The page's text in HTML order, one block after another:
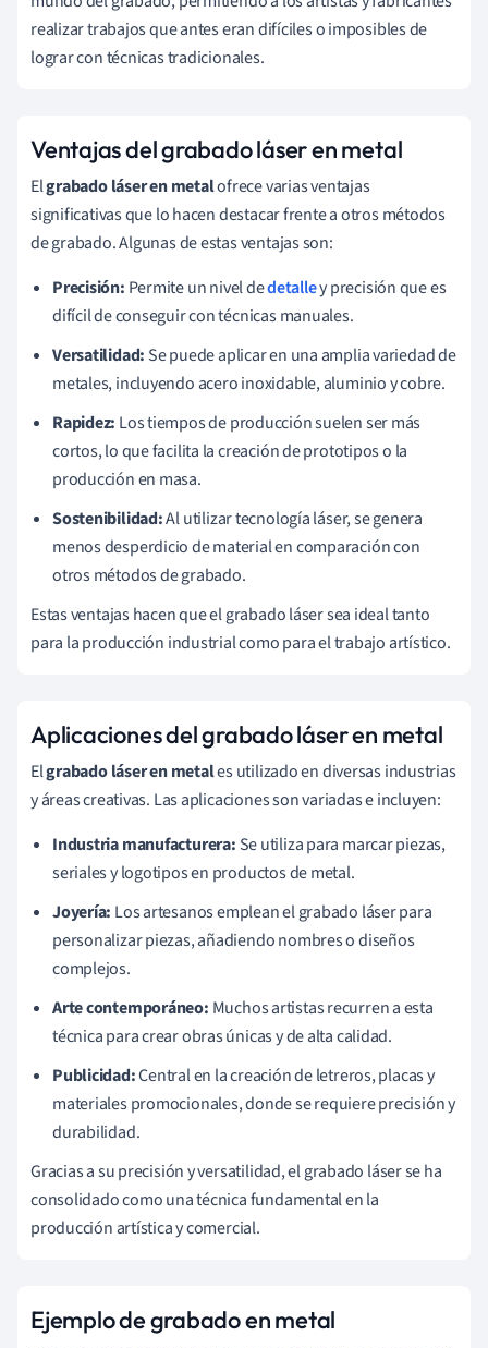
realizar trabajos que antes eran difíciles o imposibles de
lograr con técnicas tradicionales.
Ventajas del grabado láser en metal
Elgrabado láser en metalofrece varias ventajas
significativas que lo hacen destacar frente a otros métodos
de grabado. Algunas de estas ventajas son:
Precisión: Permite un nivel dedetalley precisión que es
difícil de conseguir con técnicas manuales.
Versatilidad: Se puede aplicar en una amplia variedad de
metales, incluyendo acero inoxidable, aluminio y cobre.
Rapidez: Los tiempos de producción suelen ser más
cortos, lo que facilita la creación de prototipos o la
producción en masa.
Sostenibilidad:Al utilizar tecnología láser, se genera
menos desperdicio de material en comparación con
otros métodos de grabado.
Estas ventajas hacen que el grabado láser sea ideal tanto
para la producción industrial como para el trabajo artístico.
Aplicaciones del grabado láser en metal
Elgrabado láser en metales utilizado en diversas industrias
y áreas creativas. Las aplicaciones son variadas e incluyen:
Industria manufacturera: Se utiliza para marcar piezas,
seriales y logotipos en productos de metal.
Joyería: Los artesanos emplean el grabado láser para
personalizar piezas, añadiendo nombres o diseños
complejos.
Arte contemporáneo: Muchos artistas recurren a esta
técnica para crear obras únicas y de alta calidad.
Publicidad:Central en la creación de letreros, placas y
materiales promocionales, donde se requiere precisión y
durabilidad.
Gracias a su precisión y versatilidad, el grabado láser se ha
consolidado como una técnica fundamental en la
producción artística y comercial.
Ejemplo de grabado en metal